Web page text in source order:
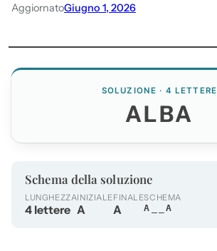
AggiornatoGiugno 1, 2026
SOLUZIONE · 4 LETTERE
ALBA
Schema della soluzione
LUNGHEZZA
4 lettere
INIZIALE
A
FINALE
A
SCHEMA
A__A